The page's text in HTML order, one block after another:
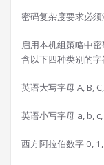
密码复杂度要求必
启用本机组策略中
含以下四种类别的字
英语大写字母 A, B,
英语小写字母 a, b,
西方阿拉伯数字 0,